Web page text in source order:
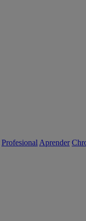
Profesional Aprender